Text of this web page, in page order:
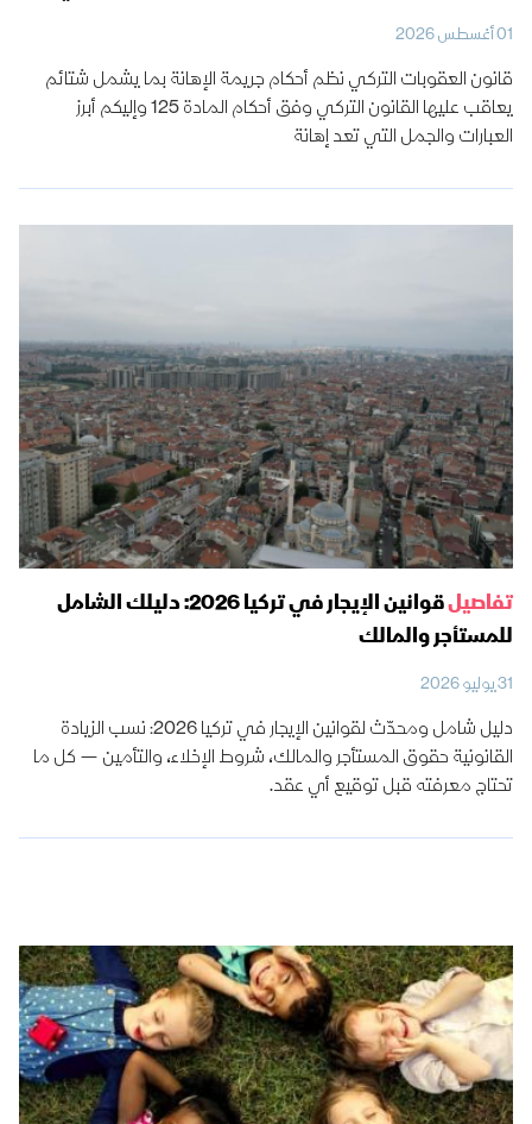
01 أغسطس 2026
قانون العقوبات التركي نظم أحكام جريمة الإهانة بما يشمل شتائم
يعاقب عليها القانون التركي وفق أحكام المادة 125 وإليكم أبرز
العبارات والجمل التي تعد إهانة
تفاصيل
قوانين الإيجار في تركيا 2026: دليلك الشامل
للمستأجر والمالك
31 يوليو 2026
دليل شامل ومحدّث لقوانين الإيجار في تركيا 2026: نسب الزيادة
القانونية حقوق المستأجر والمالك، شروط الإخلاء، والتأمين — كل ما
تحتاج معرفته قبل توقيع أي عقد.